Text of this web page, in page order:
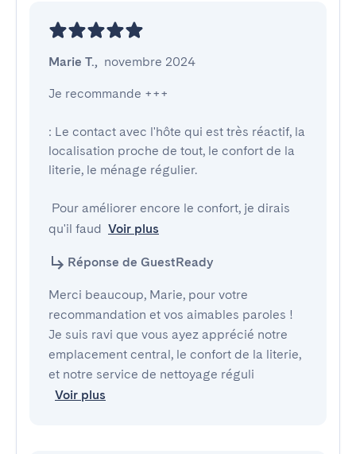
Marie T., novembre 2024
Je recommande +++
: Le contact avec l'hôte qui est très réactif, la
localisation proche de tout, le confort de la
literie, le ménage régulier.
qu'il faud Voir plus
Réponse de GuestReady
Merci beaucoup, Marie, pour votre
recommandation et vos aimables paroles !
Je suis ravi que vous ayez apprécié notre
emplacement central, le confort de la literie,
et notre service de nettoyage réguli
Voir plus